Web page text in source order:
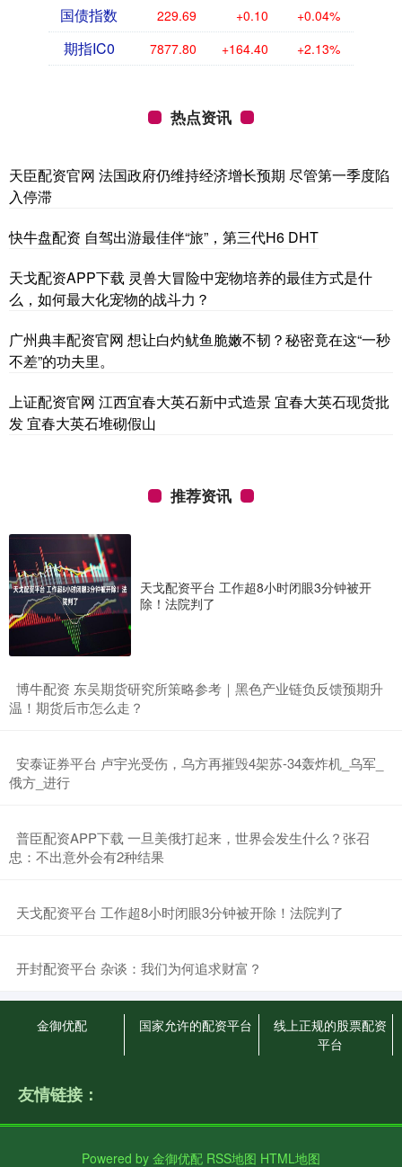
国债指数 229.69 +0.10 +0.04%
期指IC0 7877.80 +164.40 +2.13%
热点资讯
天臣配资官网 法国政府仍维持经济增长预期 尽管第一季度陷
入停滞
快牛盘配资 自驾出游最佳伴“旅”，第三代H6 DHT
天戈配资APP下载 灵兽大冒险中宠物培养的最佳方式是什
么，如何最大化宠物的战斗力？
广州典丰配资官网 想让白灼鱿鱼脆嫩不韧？秘密竟在这“一秒
不差”的功夫里。
上证配资官网 江西宜春大英石新中式造景 宜春大英石现货批
发 宜春大英石堆砌假山
推荐资讯
天戈配资平台 工作超8小时闭眼3分钟被开
除！法院判了
​博牛配资 东吴期货研究所策略参考｜黑色产业链负反馈预期升
温！期货后市怎么走？
​安泰证券平台 卢宇光受伤，乌方再摧毁4架苏-34轰炸机_乌军_
俄方_进行
​普臣配资APP下载 一旦美俄打起来，世界会发生什么？张召
忠：不出意外会有2种结果
​天戈配资平台 工作超8小时闭眼3分钟被开除！法院判了
​开封配资平台 杂谈：我们为何追求财富？
金御优配 国家允许的配资平台
线上正规的股票配资
平台
友情链接：
Powered by 金御优配 RSS地图 HTML地图